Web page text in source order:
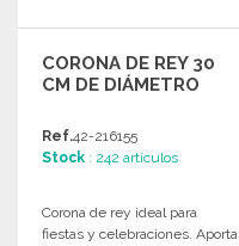
CORONA DE REY 30
CM DE DIÁMETRO
Ref.42-216155
Stock : 242 artículos
Corona de rey ideal para
fiestas y celebraciones. Aporta